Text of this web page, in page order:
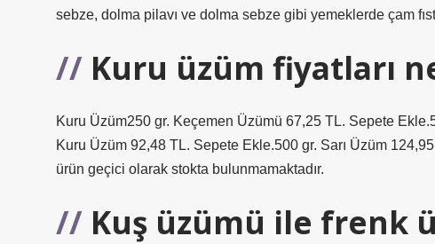
sebze, dolma pilavı ve dolma sebze gibi yemeklerde çam
Kuru üzüm fiyatları
Kuru Üzüm250 gr. Keçemen Üzümü 67,25 TL. Sepete
Kuru Üzüm 92,48 TL. Sepete Ekle.500 gr. Sarı Üzüm
ürün geçici olarak stokta bulunmamaktadır.
Kuş üzümü ile frenk